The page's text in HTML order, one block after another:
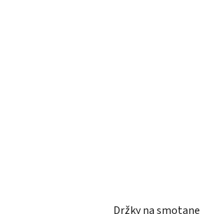
Držky na smotane